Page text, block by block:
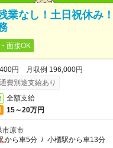
業なし！土日祝休み
面接OK
円 月収例 196,000円
費別途支給あり
全額支給
15～20万円
市原市
から車5分 / 小櫃駅から車13分